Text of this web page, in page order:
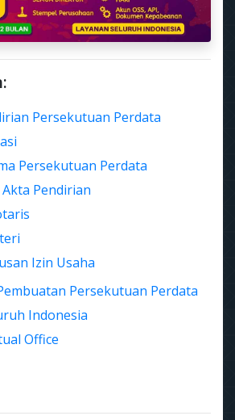
Persekutuan Perdata
Persekutuan Perdata
Pendirian
Izin Usaha
Persekutuan Perdata
Indonesia
Office